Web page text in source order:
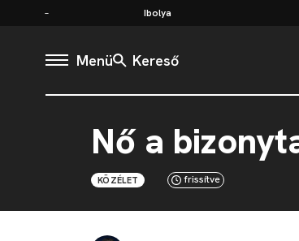
Ibolya
Menü Kereső
Nő a
KÖZÉLET frissítve